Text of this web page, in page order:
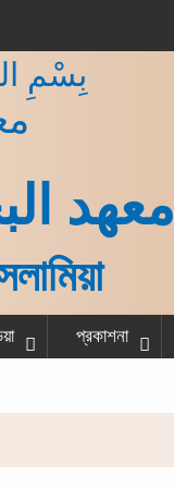
بِسْمِ
معهد
প্রকাশনা